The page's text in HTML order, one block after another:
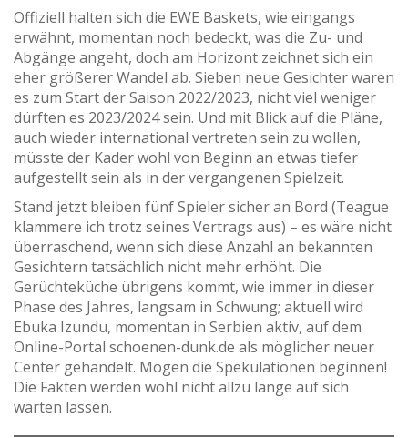
Offiziell halten sich die EWE Baskets, wie eingangs
erwähnt, momentan noch bedeckt, was die Zu- und
Abgänge angeht, doch am Horizont zeichnet sich ein
eher größerer Wandel ab. Sieben neue Gesichter waren
es zum Start der Saison 2022/2023, nicht viel weniger
dürften es 2023/2024 sein. Und mit Blick auf die Pläne,
auch wieder international vertreten sein zu wollen,
müsste der Kader wohl von Beginn an etwas tiefer
aufgestellt sein als in der vergangenen Spielzeit.
Stand jetzt bleiben fünf Spieler sicher an Bord (Teague
klammere ich trotz seines Vertrags aus) – es wäre nicht
überraschend, wenn sich diese Anzahl an bekannten
Gesichtern tatsächlich nicht mehr erhöht. Die
Gerüchteküche übrigens kommt, wie immer in dieser
Phase des Jahres, langsam in Schwung; aktuell wird
Ebuka Izundu, momentan in Serbien aktiv, auf dem
Online-Portal schoenen-dunk.de als möglicher neuer
Center gehandelt. Mögen die Spekulationen beginnen!
Die Fakten werden wohl nicht allzu lange auf sich
warten lassen.